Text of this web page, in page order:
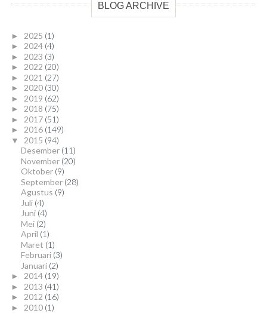
BLOG ARCHIVE
► 2025 (1)
► 2024 (4)
► 2023 (3)
► 2022 (20)
► 2021 (27)
► 2020 (30)
► 2019 (62)
► 2018 (75)
► 2017 (51)
► 2016 (149)
▼ 2015 (94)
Desember (11)
November (20)
Oktober (9)
September (28)
Agustus (9)
Juli (4)
Juni (4)
Mei (2)
April (1)
Maret (1)
Februari (3)
Januari (2)
► 2014 (19)
► 2013 (41)
► 2012 (16)
► 2010 (1)